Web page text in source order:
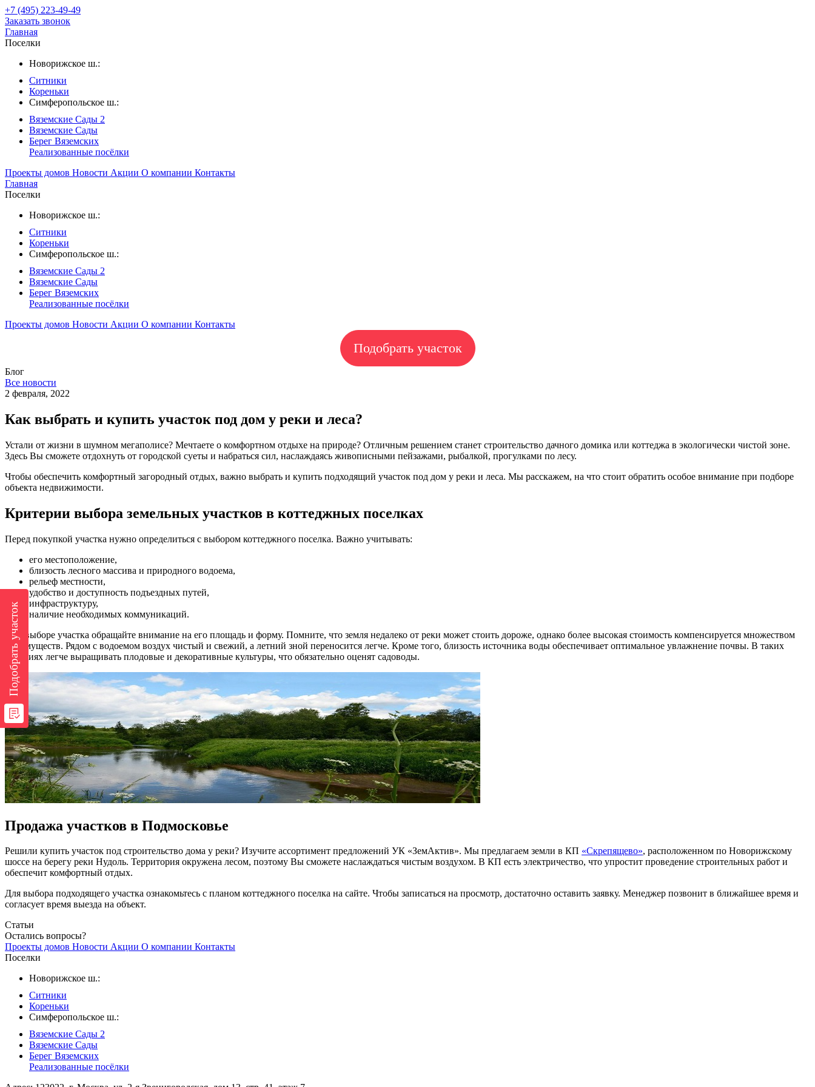
+7 (495) 223-49-49
Заказать звонок
Главная
Поселки
Новорижское ш.:
Ситники
Кореньки
Симферопольское ш.:
Вяземские Сады 2
Вяземские Сады
Берег Вяземскиx
Реализованные посёлки
Проекты домов Новости Акции О компании Контакты
Главная
Поселки
Новорижское ш.:
Ситники
Кореньки
Симферопольское ш.:
Вяземские Сады 2
Вяземские Сады
Берег Вяземскиx
Реализованные посёлки
Проекты домов Новости Акции О компании Контакты
Подобрать участок
Подобрать участок
Блог
Все новости
2 февраля, 2022
Как выбрать и купить участок под дом у реки и леса?
Устали от жизни в шумном мегаполисе? Мечтаете о комфортном отдыхе на природе? Отличным решением станет строительство дачного домика или коттеджа в экологически чистой зоне.
Здесь Вы сможете отдохнуть от городской суеты и набраться сил, наслаждаясь живописными пейзажами, рыбалкой, прогулками по лесу.
Чтобы обеспечить комфортный загородный отдых, важно выбрать и купить подходящий участок под дом у реки и леса. Мы расскажем, на что стоит обратить особое внимание при подборе
объекта недвижимости.
Критерии выбора земельных участков в коттеджных поселках
Перед покупкой участка нужно определиться с выбором коттеджного поселка. Важно учитывать:
его местоположение,
близость лесного массива и природного водоема,
рельеф местности,
удобство и доступность подъездных путей,
инфраструктуру,
наличие необходимых коммуникаций.
При выборе участка обращайте внимание на его площадь и форму. Помните, что земля недалеко от реки может стоить дороже, однако более высокая стоимость компенсируется множеством
преимуществ. Рядом с водоемом воздух чистый и свежий, а летний зной переносится легче. Кроме того, близость источника воды обеспечивает оптимальное увлажнение почвы. В таких
условиях легче выращивать плодовые и декоративные культуры, что обязательно оценят садоводы.
Продажа участков в Подмосковье
Решили купить участок под строительство дома у реки? Изучите ассортимент предложений УК «ЗемАктив». Мы предлагаем земли в КП «Скрепящево», расположенном по Новорижскому
шоссе на берегу реки Нудоль. Территория окружена лесом, поэтому Вы сможете наслаждаться чистым воздухом. В КП есть электричество, что упростит проведение строительных работ и
обеспечит комфортный отдых.
Для выбора подходящего участка ознакомьтесь с планом коттеджного поселка на сайте. Чтобы записаться на просмотр, достаточно оставить заявку. Менеджер позвонит в ближайшее время и
согласует время выезда на объект.
Статьи
Остались вопросы?
Проекты домов Новости Акции О компании Контакты
Поселки
Новорижское ш.:
Ситники
Кореньки
Симферопольское ш.:
Вяземские Сады 2
Вяземские Сады
Берег Вяземскиx
Реализованные посёлки